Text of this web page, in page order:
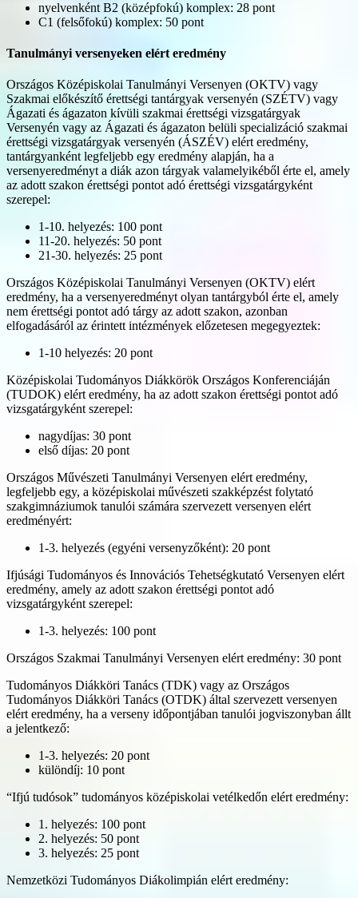
nyelvenként B2 (középfokú) komplex: 28 pont
C1 (felsőfokú) komplex: 50 pont
Tanulmányi versenyeken elért eredmény
Országos Középiskolai Tanulmányi Versenyen (OKTV) vagy
Szakmai előkészítő érettségi tantárgyak versenyén (SZÉTV) vagy
Ágazati és ágazaton kívüli szakmai érettségi vizsgatárgyak
Versenyén vagy az Ágazati és ágazaton belüli specializáció szakmai
érettségi vizsgatárgyak versenyén (ÁSZÉV) elért eredmény,
tantárgyanként legfeljebb egy eredmény alapján, ha a
versenyeredményt a diák azon tárgyak valamelyikéből érte el, amely
az adott szakon érettségi pontot adó érettségi vizsgatárgyként
szerepel:
1-10. helyezés: 100 pont
11-20. helyezés: 50 pont
21-30. helyezés: 25 pont
Országos Középiskolai Tanulmányi Versenyen (OKTV) elért
eredmény, ha a versenyeredményt olyan tantárgyból érte el, amely
nem érettségi pontot adó tárgy az adott szakon, azonban
elfogadásáról az érintett intézmények előzetesen megegyeztek:
1-10 helyezés: 20 pont
Középiskolai Tudományos Diákkörök Országos Konferenciáján
(TUDOK) elért eredmény, ha az adott szakon érettségi pontot adó
vizsgatárgyként szerepel:
nagydíjas: 30 pont
első díjas: 20 pont
Országos Művészeti Tanulmányi Versenyen elért eredmény,
legfeljebb egy, a középiskolai művészeti szakképzést folytató
szakgimnáziumok tanulói számára szervezett versenyen elért
eredményért:
1-3. helyezés (egyéni versenyzőként): 20 pont
Ifjúsági Tudományos és Innovációs Tehetségkutató Versenyen elért
eredmény, amely az adott szakon érettségi pontot adó
vizsgatárgyként szerepel:
1-3. helyezés: 100 pont
Országos Szakmai Tanulmányi Versenyen elért eredmény: 30 pont
Tudományos Diákköri Tanács (TDK) vagy az Országos
Tudományos Diákköri Tanács (OTDK) által szervezett versenyen
elért eredmény, ha a verseny időpontjában tanulói jogviszonyban állt
a jelentkező:
1-3. helyezés: 20 pont
különdíj: 10 pont
“Ifjú tudósok” tudományos középiskolai vetélkedőn elért eredmény:
1. helyezés: 100 pont
2. helyezés: 50 pont
3. helyezés: 25 pont
Nemzetközi Tudományos Diákolimpián elért eredmény: